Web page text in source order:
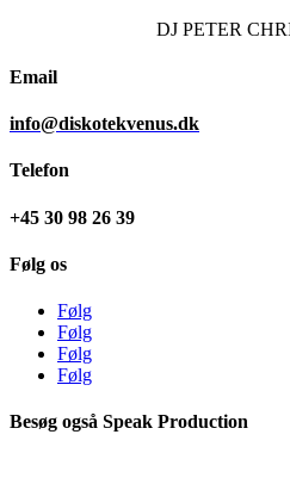
DJPETER
Email
info@diskotekvenus.dk
Telefon
+45 30 98 26 39
Følg os
Følg
Følg
Følg
Følg
Besøg også Speak Production